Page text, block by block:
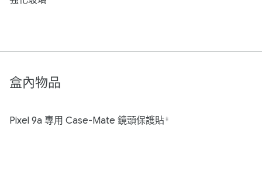
盒內物品
Pixel 9a 專用 Case-Mate 鏡頭保護貼‡